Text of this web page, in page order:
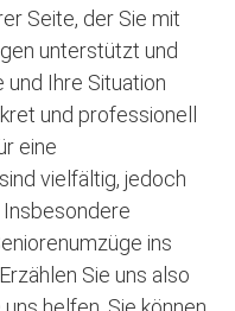
Seite, der Sie mit
unterstützt und
und Ihre Situation
und professionell
eine
vielfältig, jedoch
ins
Sie uns also